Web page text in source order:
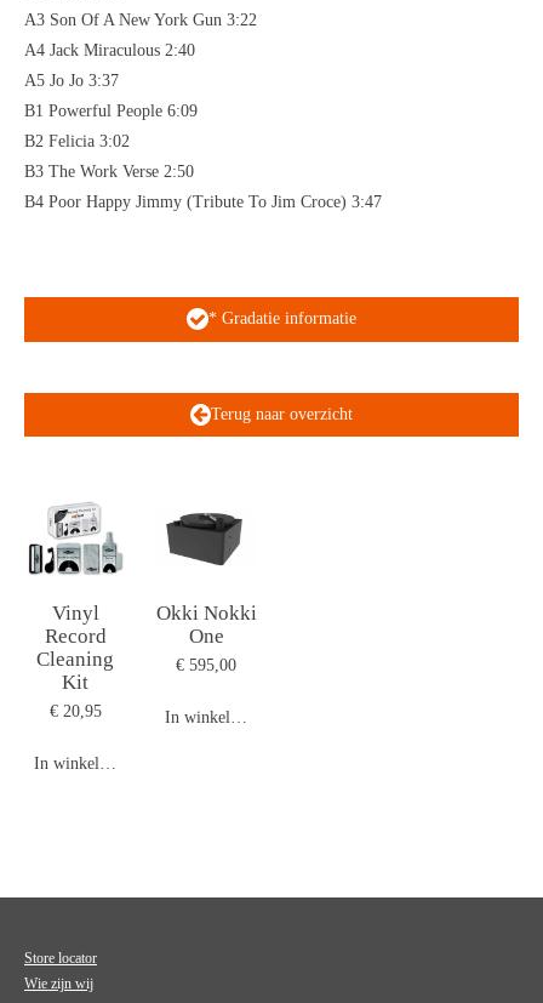
A3 Son Of A New York Gun 3:22
A4 Jack Miraculous 2:40
A5 Jo Jo 3:37
B1 Powerful People 6:09
B2 Felicia 3:02
B3 The Work Verse 2:50
B4 Poor Happy Jimmy (Tribute To Jim Croce) 3:47
* Gradatie informatie
Terug naar overzicht
Vinyl
Record
Cleaning
Kit
€ 20,95
In winkelwagen
Okki Nokki
One
€ 595,00
In winkelwagen
Store locator
Wie zijn wij